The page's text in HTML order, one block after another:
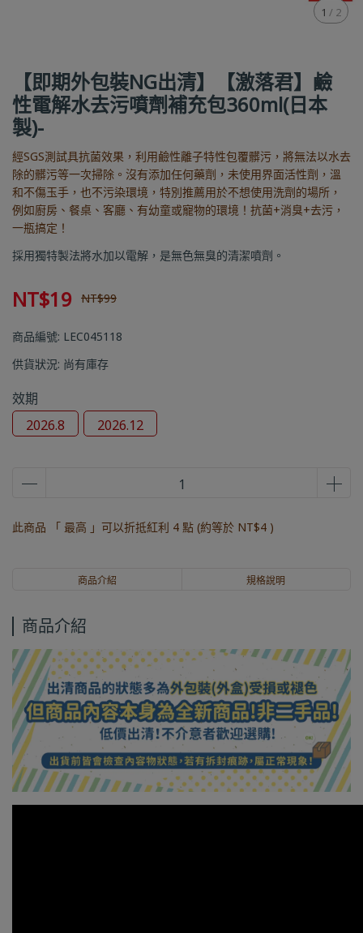
1 / 2
【即期外包裝NG出清】【激落君】鹼
性電解水去污噴劑補充包360ml(日本
製)-
經SGS測試具抗菌效果，利用鹼性離子特性包覆髒污，將無法以水去
除的髒污等一次掃除。沒有添加任何藥劑，未使用界面活性劑，溫
和不傷玉手，也不污染環境，特別推薦用於不想使用洗劑的場所，
例如廚房、餐桌、客廳、有幼童或寵物的環境！抗菌+消臭+去污，
一瓶搞定！
採用獨特製法將水加以電解，是無色無臭的清潔噴劑。
NT$19 NT$99
商品編號: LEC045118
供貨狀況: 尚有庫存
效期
2026.8
2026.12
此商品 「 最高 」可以折抵紅利 4點 (約等於 NT$4 )
商品介紹 規格說明
商品介紹